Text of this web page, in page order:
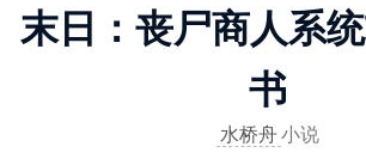
末日：丧尸商人系
书
水桥舟小说